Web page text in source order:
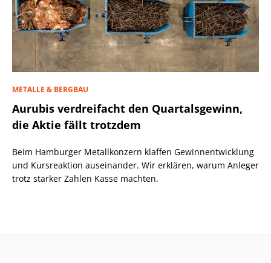
METALLE & BERGBAU
Aurubis verdreifacht den Quartalsgewinn,
die Aktie fällt trotzdem
Beim Hamburger Metallkonzern klaffen Gewinnentwicklung
und Kursreaktion auseinander. Wir erklären, warum Anleger
trotz starker Zahlen Kasse machten.